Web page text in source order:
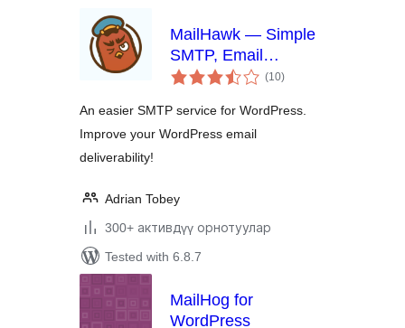
MailHawk — Simple
SMTP, Email
Delivery, and Email
(10total
ratings
)
An easier SMTP service for WordPress.
Improve your WordPress email
deliverability!
Adrian Tobey
300+ активдүү орнотуулар
Tested with 6.8.7
MailHog for
WordPress